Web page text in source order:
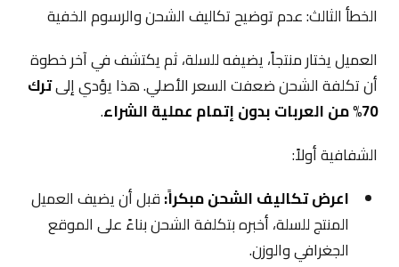
الخطأ الثالث: عدم توضيح تكاليف الشحن والرسوم الخفية
العميل يختار منتجاً، يضيفه للسلة، ثم يكتشف في آخر خطوة
أن تكلفة الشحن ضعفت السعر الأصلي. هذا يؤدي إلىترك
70% من العربات بدون إتمام عملية الشراء
.
الشفافية أولاً:
اعرض تكاليف الشحن مبكراً:قبل أن يضيف العميل
المنتج للسلة، أخبره بتكلفة الشحن بناءً على الموقع
الجغرافي والوزن.